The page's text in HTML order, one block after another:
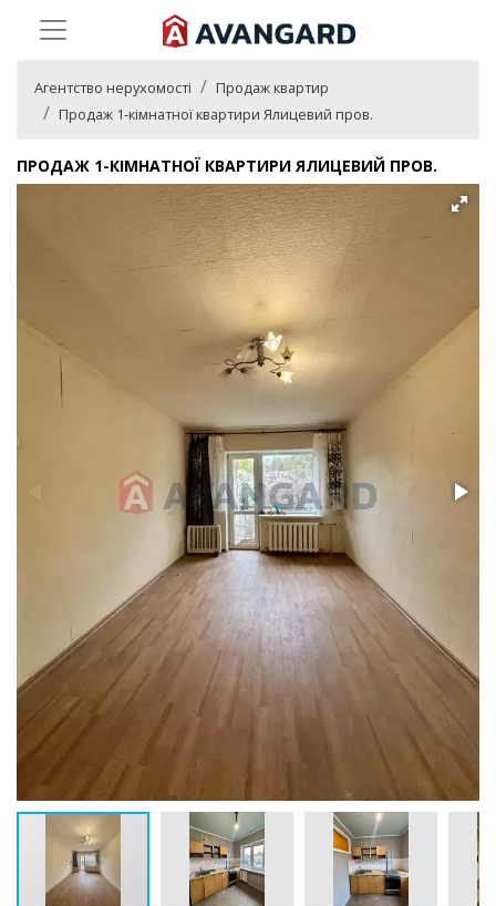
Агентство нерухомості
Продаж квартир
Продаж 1-кімнатної квартири Ялицевий пров.
ПРОДАЖ 1-КІМНАТНОЇ КВАРТИРИ ЯЛИЦЕВИЙ ПРОВ.